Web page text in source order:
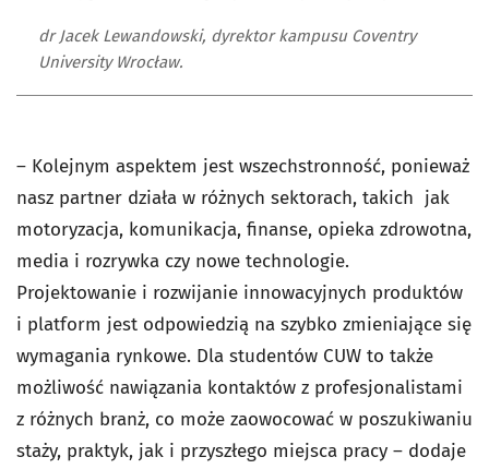
dr Jacek Lewandowski, dyrektor kampusu Coventry
University Wrocław.
– Kolejnym aspektem jest wszechstronność, ponieważ
nasz partner działa w różnych sektorach, takich jak
motoryzacja, komunikacja, finanse, opieka zdrowotna,
media i rozrywka czy nowe technologie.
Projektowanie i rozwijanie innowacyjnych produktów
i platform jest odpowiedzią na szybko zmieniające się
wymagania rynkowe. Dla studentów CUW to także
możliwość nawiązania kontaktów z profesjonalistami
z różnych branż, co może zaowocować w poszukiwaniu
staży, praktyk, jak i przyszłego miejsca pracy – dodaje